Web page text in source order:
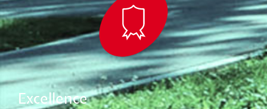
Excellence